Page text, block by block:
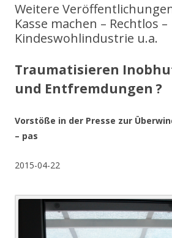
Weitere
Kasse machen – Rechtlos –
Kindeswohlindustrie u.a.
Traumatisieren
und Entfremdungen ?
Vorstöße in der Presse zur
– pas
2015-04-22